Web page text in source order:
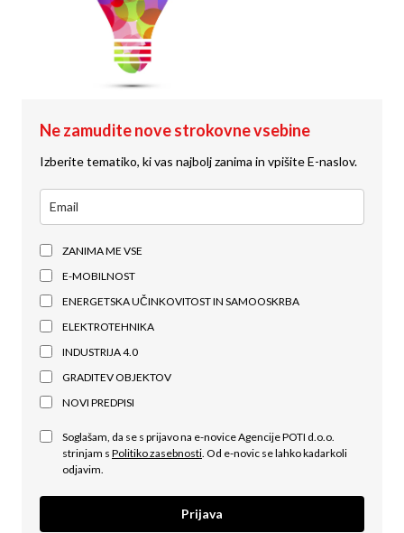
Ne zamudite nove strokovne vsebine
Izberite tematiko, ki vas najbolj zanima in vpišite E-naslov.
ZANIMA ME VSE
E-MOBILNOST
ENERGETSKA UČINKOVITOST IN SAMOOSKRBA
ELEKTROTEHNIKA
INDUSTRIJA 4.0
GRADITEV OBJEKTOV
NOVI PREDPISI
Soglašam, da se s prijavo na e-novice Agencije POTI d.o.o.
strinjam s Politiko zasebnosti . Od e-novic se lahko kadarkoli
odjavim.
Prijava